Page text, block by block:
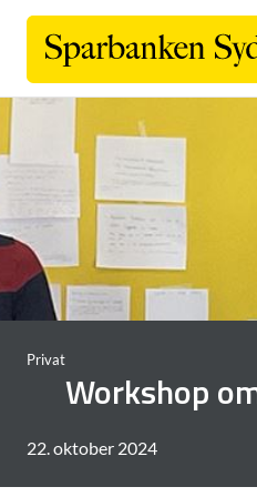
Privat
Workshop
22. oktober 2024